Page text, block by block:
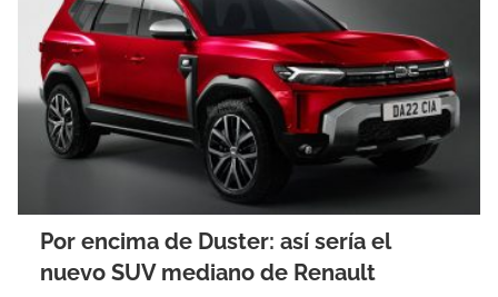
Por encima de Duster: así sería el
nuevo SUV mediano de Renault